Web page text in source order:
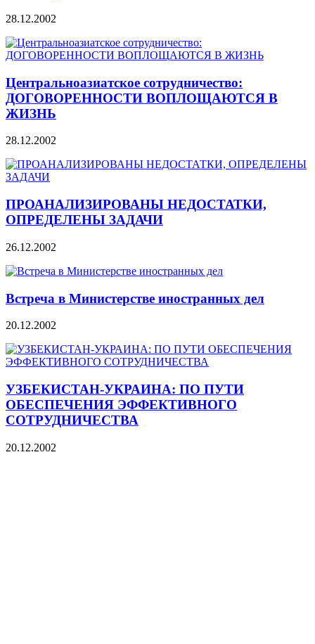
28.12.2002
Центральноазиатское сотрудничество:
ДОГОВОРЕННОСТИ ВОПЛОЩАЮТСЯ В
ЖИЗНЬ
28.12.2002
ПРОАНАЛИЗИРОВАНЫ НЕДОСТАТКИ,
ОПРЕДЕЛЕНЫ ЗАДАЧИ
26.12.2002
Встреча в Министерстве иностранных дел
20.12.2002
УЗБЕКИСТАН-УКРАИНА: ПО ПУТИ
ОБЕСПЕЧЕНИЯ ЭФФЕКТИВНОГО
СОТРУДНИЧЕСТВА
20.12.2002